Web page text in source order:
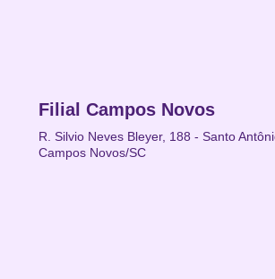
Filial Campos Novos
R. Silvio Neves Bleyer, 188 - Santo
Campos Novos/SC